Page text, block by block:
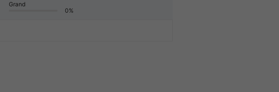
Grand
0%